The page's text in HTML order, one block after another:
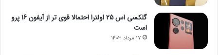
گلکسی اس 25 اولترا احتمالا قوی تر از آیفون 16 پرو
است
17 مرداد 1403